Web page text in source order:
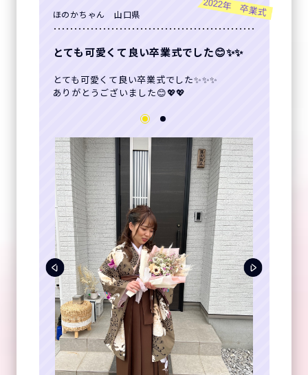
2022年 卒業式
ほのかちゃん 山口県
とても可愛くて良い卒業式でした😊✨✨
とても可愛くて良い卒業式でした✨✨✨
ありがとうございました😊💖💖